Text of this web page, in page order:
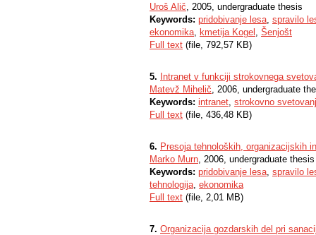
Uroš Alič, 2005, undergraduate thesis
Keywords: pridobivanje lesa, spravilo
ekonomika, kmetija Kogel , Šenjošt
Full text (file, 792,57 KB)
5. Intranet v funkciji strokovnega
Matevž Mihelič, 2006, undergraduate
Keywords: intranet, strokovno
Full text (file, 436,48 KB)
6. Presoja tehnoloških, organizacijskih
Marko Murn, 2006, undergraduate thesis
Keywords: pridobivanje lesa, spravilo
tehnologija, ekonomika
Full text (file, 2,01 MB)
7. Organizacija gozdarskih del pri